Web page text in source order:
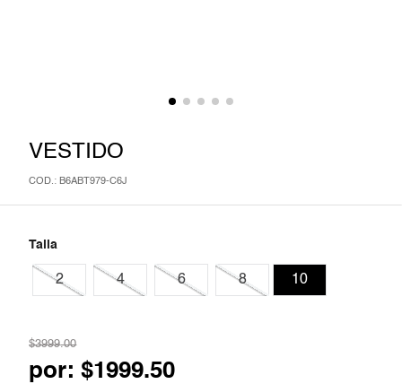
VESTIDO
: B6ABT979-C6J
Talla
2 4 6 8 10
$3999.00
por:$1999.50
10. falda